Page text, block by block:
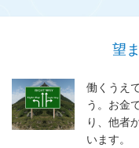
望
働くうえ
う。お金
り、他者
います。